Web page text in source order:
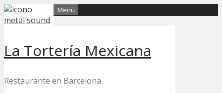
Skip
to
La Tortería Mexicana
Restaurante en Barcelona
Menu